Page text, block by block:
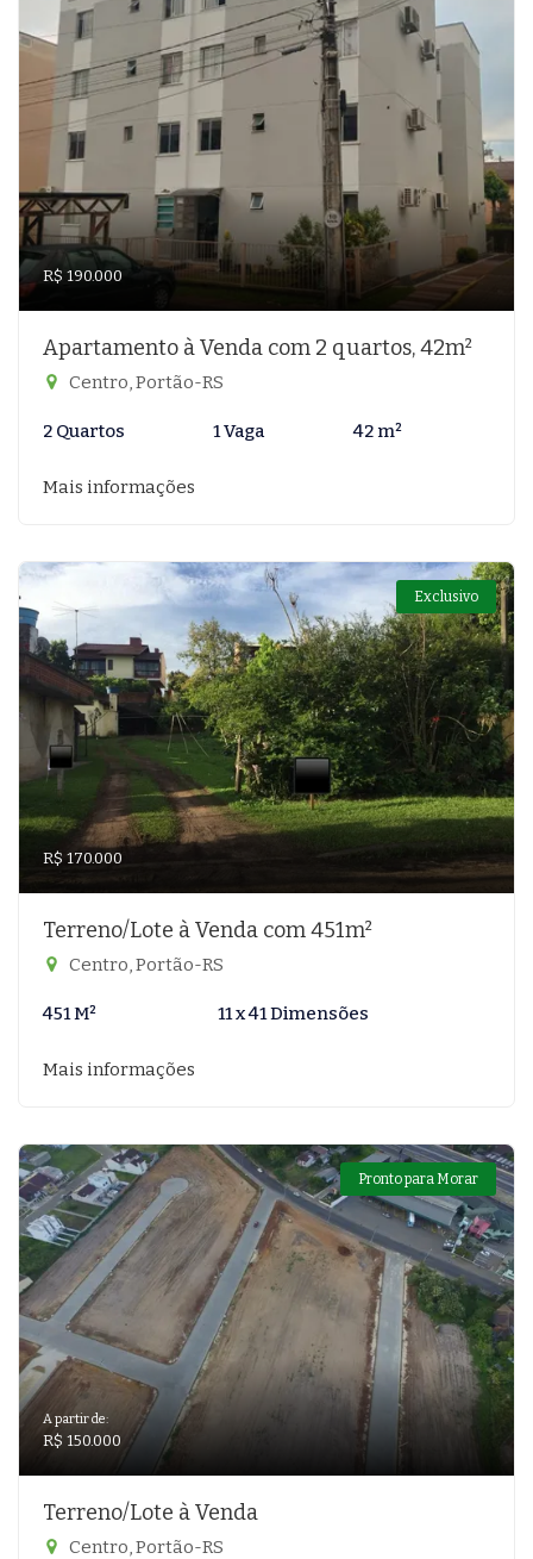
R$ 190.000
Apartamento à Venda com 2 quartos, 42m²
Centro, Portão-RS
2 Quartos 1 Vaga 42 m²
Mais informações
Exclusivo
R$ 170.000
Terreno/Lote à Venda com 451m²
Centro, Portão-RS
451 M² 11 x 41 Dimensões
Mais informações
Pronto para Morar
A partir de:
R$ 150.000
Terreno/Lote à Venda
Centro, Portão-RS